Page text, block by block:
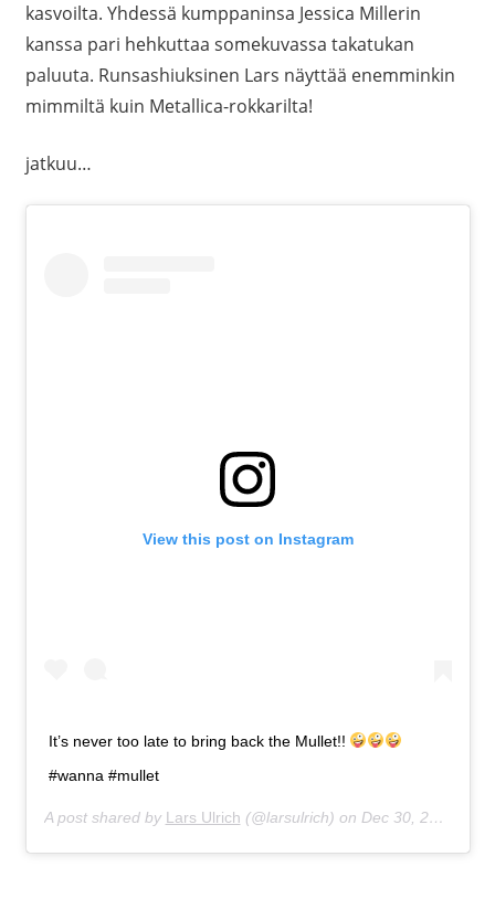
kasvoilta. Yhdessä kumppaninsa Jessica Millerin
kanssa pari hehkuttaa somekuvassa takatukan
paluuta. Runsashiuksinen Lars näyttää enemminkin
mimmiltä kuin Metallica-rokkarilta!
jatkuu…
View this post on Instagram
It’s never too late to bring back the Mullet!!
#wanna #mullet
A post shared by Lars Ulrich (@larsulrich) on Dec 30, 2018 at 1:47pm PST